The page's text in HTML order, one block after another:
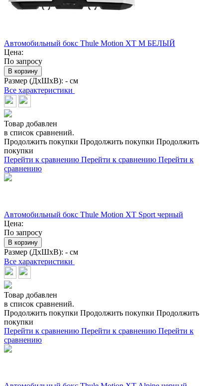
Автомобильный бокс Thule Motion XT M БЕЛЫЙ
Цена:
По запросу
В корзину
Размер (ДхШхВ): - см
Все характеристики
Товар добавлен
в список сравнений.
Продолжить покупки Продолжить покупки Продолжить
покупки
Перейти к сравнению Перейти к сравнению Перейти к
сравнению
Автомобильный бокс Thule Motion XT Sport черный
Цена:
По запросу
В корзину
Размер (ДхШхВ): - см
Все характеристики
Товар добавлен
в список сравнений.
Продолжить покупки Продолжить покупки Продолжить
покупки
Перейти к сравнению Перейти к сравнению Перейти к
сравнению